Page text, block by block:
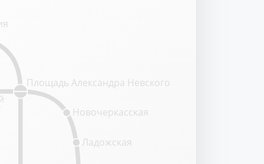
Площадь Александра Невского
Новочеркасская
Ладожская